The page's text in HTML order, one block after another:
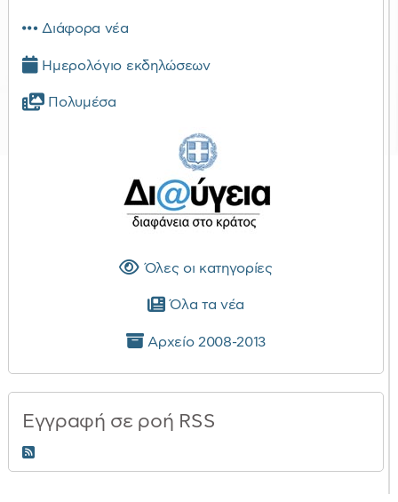
Διάφορα νέα
Ημερολόγιο εκδηλώσεων
Πολυμέσα
Όλες οι κατηγορίες
Όλα τα νέα
Αρχείο 2008-2013
Εγγραφή σε ροή RSS
RSS 2.0